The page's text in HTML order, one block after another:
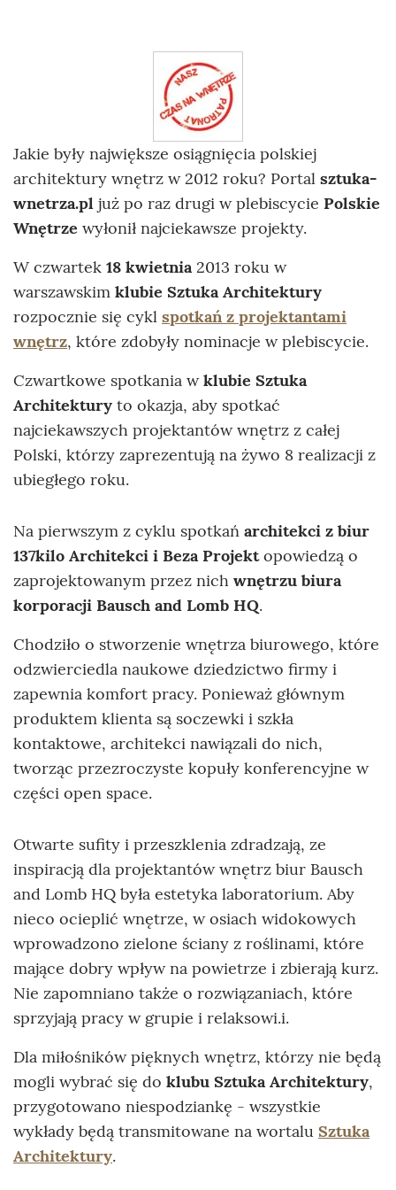
Jakie były największe osiągnięcia polskiej
architektury wnętrz w 2012 roku? Portal sztuka-
wnetrza.pl już po raz drugi w plebiscycie Polskie
Wnętrze wyłonił najciekawsze projekty.
W czwartek 18 kwietnia2013 roku w
warszawskim klubie Sztuka Architektury
rozpocznie się cykl spotkań z projektantami
wnętrz, które zdobyły nominacje w plebiscycie.
Czwartkowe spotkania wklubie Sztuka
Architektury to okazja, aby spotkać
najciekawszych projektantów wnętrz z całej
Polski, którzy zaprezentują na żywo 8 realizacji z
ubiegłego roku.
Na pierwszym z cyklu spotkań architekci z biur
137kilo Architekci i Beza Projektopowiedzą o
zaprojektowanym przez nich wnętrzu biura
korporacji Bausch and Lomb HQ.
Chodziło o stworzenie wnętrza biurowego, które
odzwierciedla naukowe dziedzictwo firmy i
zapewnia komfort pracy. Ponieważ głównym
produktem klienta są soczewki i szkła
kontaktowe, architekci nawiązali do nich,
tworząc przezroczyste kopuły konferencyjne w
części open space.
Otwarte sufity i przeszklenia zdradzają, ze
inspiracją dla projektantów wnętrz biur Bausch
and Lomb HQ była estetyka laboratorium. Aby
nieco ocieplić wnętrze, w osiach widokowych
wprowadzono zielone ściany z roślinami, które
mające dobry wpływ na powietrze i zbierają kurz.
Nie zapomniano także o rozwiązaniach, które
sprzyjają pracy w grupie i relaksowi.i.
Dla miłośników pięknych wnętrz, którzy nie będą
mogli wybrać się do klubu Sztuka Architektury,
przygotowano niespodziankę - wszystkie
wykłady będą transmitowane na wortalu Sztuka
Architektury.